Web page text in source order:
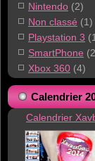
Nintendo (2)
Non classé (1)
Playstation 3
SmartPhone
Xbox 360 (4)
Calendrier
Calendrier